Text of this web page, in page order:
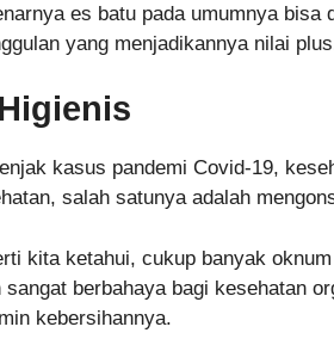
es batu pada umumnya
yang menjadikannya nilai
kasus pandemi Covid-19,
salah satunya adalah
kita ketahui, cukup banyak
sangat berbahaya bagi kesehatan
kebersihannya.